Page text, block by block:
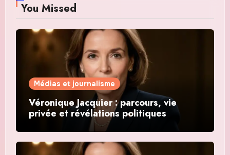
You Missed
Médias et journalisme
Véronique Jacquier : parcours, vie
privée et révélations politiques